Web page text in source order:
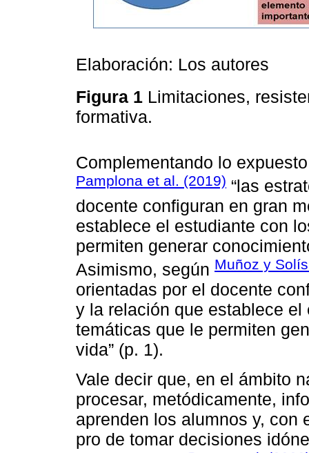
Elaboración: Los autores
Figura 1 Limitaciones,
formativa.
Complementando lo
Pamplona et al. (2019) “las
docente configuran en gran
establece el estudiante con
permiten generar
Asimismo, según Muñoz y
orientadas por el docente
y la relación que establece
temáticas que le permiten
vida” (p. 1).
Vale decir que, en el ámbito
procesar, metódicamente,
aprenden los alumnos y, con
pro de tomar decisiones